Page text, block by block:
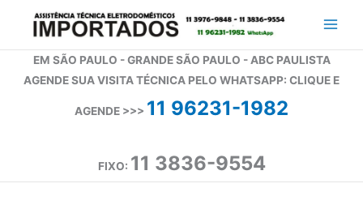
conteúdoEM SÃO PAULO - GRANDE SÃO PAULO - ABC PAULISTA
AGENDE SUA VISITA TÉCNICA PELO WHATSAPP: CLIQUE E
AGENDE >>> 11 96231-1982
FIXO: 11 3836-9554